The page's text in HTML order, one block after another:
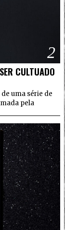
2
CULTUADO
uma série de
pela